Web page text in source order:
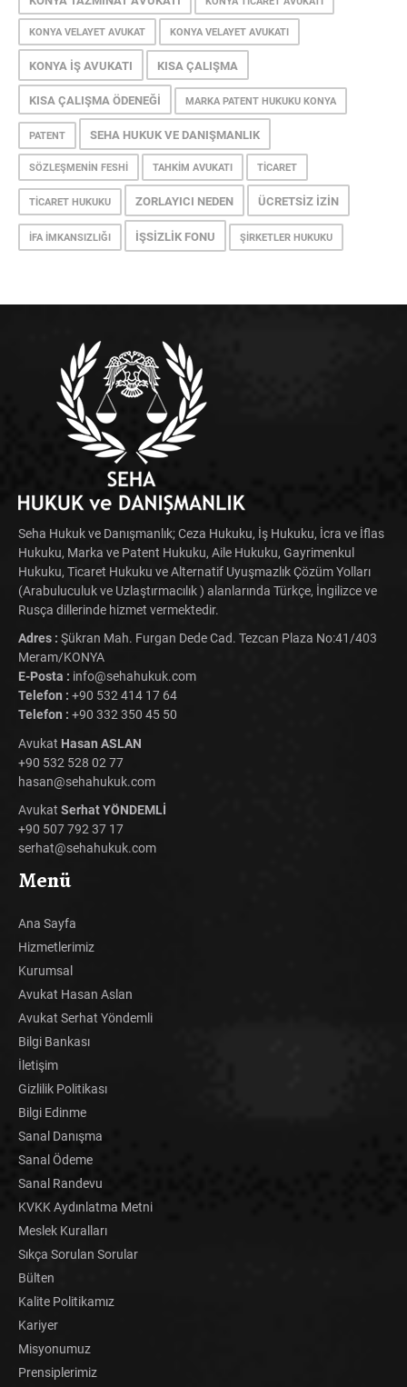
KONYA VELAYET AVUKAT KONYA VELAYET AVUKATI
KONYA İŞ AVUKATI KISA ÇALIŞMA
KISA ÇALIŞMA ÖDENEĞI MARKA PATENT HUKUKU KONYA
PATENT SEHA HUKUK VE DANIŞMANLIK
SÖZLEŞMENIN FESHI TAHKIM AVUKATI TICARET
TICARET HUKUKU ZORLAYICI NEDEN ÜCRETSIZ İZIN
İFA İMKANSIZLIĞI İŞSIZLIK FONU ŞIRKETLER HUKUKU
Seha Hukuk ve Danışmanlık; Ceza Hukuku, İş Hukuku, İcra ve İflas
Hukuku, Marka ve Patent Hukuku, Aile Hukuku, Gayrimenkul
Hukuku, Ticaret Hukuku ve Alternatif Uyuşmazlık Çözüm Yolları
(Arabuluculuk ve Uzlaştırmacılık ) alanlarında Türkçe, İngilizce ve
Rusça dillerinde hizmet vermektedir.
Adres : Şükran Mah. Furgan Dede Cad. Tezcan Plaza No:41/403
Meram/KONYA
E-Posta : info@sehahukuk.com
Telefon : +90 532 414 17 64
Telefon : +90 332 350 45 50
Avukat Hasan ASLAN
+90 532 528 02 77
hasan@sehahukuk.com
Avukat Serhat YÖNDEMLİ
+90 507 792 37 17
serhat@sehahukuk.com
Menü
Ana Sayfa
Hizmetlerimiz
Kurumsal
Avukat Hasan Aslan
Avukat Serhat Yöndemli
Bilgi Bankası
İletişim
Gizlilik Politikası
Bilgi Edinme
Sanal Danışma
Sanal Ödeme
Sanal Randevu
KVKK Aydınlatma Metni
Meslek Kuralları
Sıkça Sorulan Sorular
Bülten
Kalite Politikamız
Kariyer
Misyonumuz
Prensiplerimiz